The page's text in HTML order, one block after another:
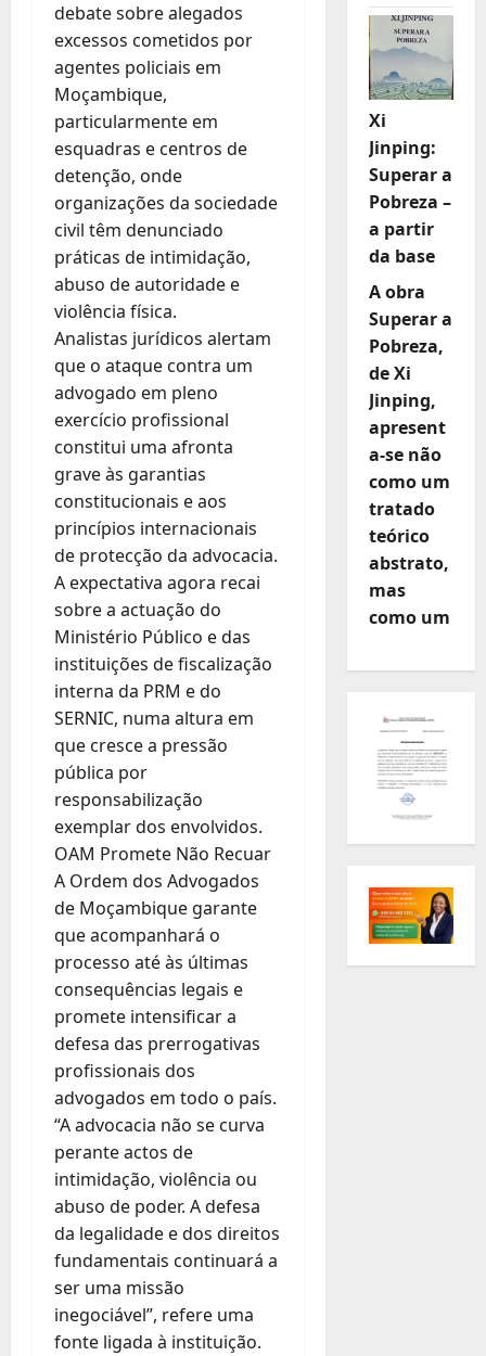
debate sobre alegados
excessos cometidos por
agentes policiais em
Moçambique,
particularmente em
esquadras e centros de
detenção, onde
organizações da sociedade
civil têm denunciado
práticas de intimidação,
abuso de autoridade e
violência física.
Analistas jurídicos alertam
que o ataque contra um
advogado em pleno
exercício profissional
constitui uma afronta
grave às garantias
constitucionais e aos
princípios internacionais
de protecção da advocacia.
A expectativa agora recai
sobre a actuação do
Ministério Público e das
instituições de fiscalização
interna da PRM e do
SERNIC, numa altura em
que cresce a pressão
pública por
responsabilização
exemplar dos envolvidos.
OAM Promete Não Recuar
A Ordem dos Advogados
de Moçambique garante
que acompanhará o
processo até às últimas
consequências legais e
promete intensificar a
defesa das prerrogativas
profissionais dos
advogados em todo o país.
“A advocacia não se curva
perante actos de
intimidação, violência ou
abuso de poder. A defesa
da legalidade e dos direitos
fundamentais continuará a
ser uma missão
inegociável”, refere uma
fonte ligada à instituição.
Xi
Jinping:
Superar a
Pobreza –
a partir
da base
A obra
Superar a
Pobreza,
de Xi
Jinping,
apresent
a-se não
como um
tratado
teórico
abstrato,
mas
como um